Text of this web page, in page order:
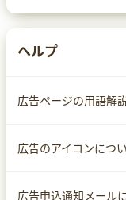
ヘルプ
広告ページの用語解
広告のアイコンにつ
広告申込通知メール